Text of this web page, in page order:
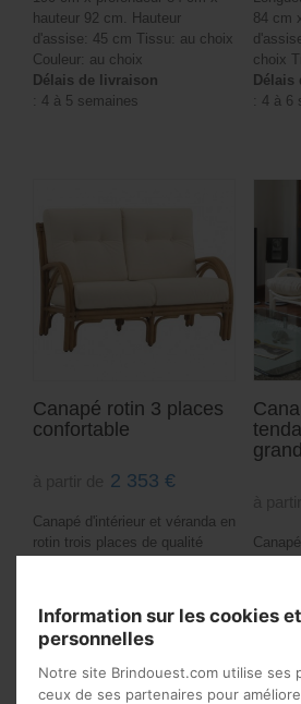
hauteur 92 cm. Hauteur
d'assise: 45 cm Tissu: au choix
Couleur: au choix
Délais de livraison
: 4 à 5 semaines
84 cm
choix
Délais
: 4 à 6
Canapé rotin 3 places
confortable
2 353 €
Canapé d'intérieur et véranda en
rotin trois places de qualité
Délais de livraison
: 4 à 5 semaines
: 4 à
Information sur les cookies
personnelles
Notre site Brindouest.com utilise ses
ceux de ses partenaires pour